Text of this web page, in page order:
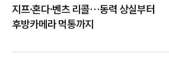
지프·혼다·벤츠 리콜…동력 상실부터
후방카메라 먹통까지